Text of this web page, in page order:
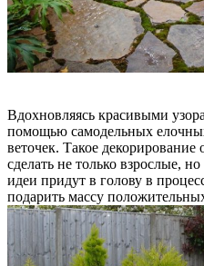
Вдохновляясь красивыми
помощью самодельных
веточек. Такое
сделать не только взрослые,
идеи придут в голову в
подарить массу